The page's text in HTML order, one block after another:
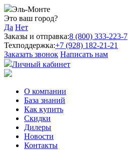
Эль-Монте
Это ваш город?
Да Нет
Заказы и отправка:8 (800) 333-223-7
Техподдержка:+7 (928) 182-21-21
Заказать звонок Написать нам
Личный кабинет
О компании
База знаний
Как купить
Скидки
Дилеры
Новости
Контакты